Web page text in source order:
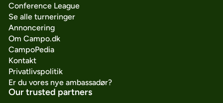
Conference League
Se alle turneringer
Annoncering
Om Campo.dk
CampoPedia
Kontakt
Privatlivspolitik
Er du vores nye ambassadør?
Our trusted partners